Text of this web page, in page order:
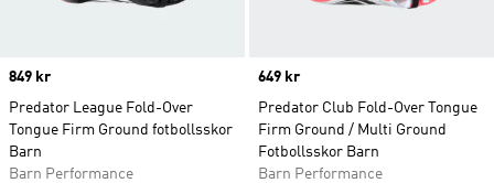
Price
849 kr
Predator League Fold-Over
Tongue Firm Ground fotbollsskor
Barn
Barn Performance
Price
649 kr
Predator Club Fold-Over Tongue
Firm Ground / Multi Ground
Fotbollsskor Barn
Barn Performance